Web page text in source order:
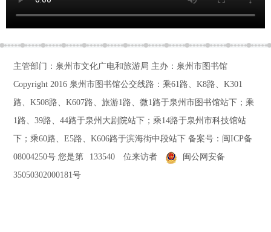
主管部门：泉州市文化广电和旅游局 主办：泉州市图书馆
Copyright 2016 泉州市图书馆公交线路：乘61路、K8路、K301
路、K508路、K607路、旅游1路、微1路于泉州市图书馆站下；乘
1路、39路、44路于泉州大剧院站下；乘14路于泉州市科技馆站
下；乘60路、E5路、K606路于滨海街中段站下备案号： 闽ICP备
08004250号 您是第 133540 位来访者
闽公网安备
35050302000181号